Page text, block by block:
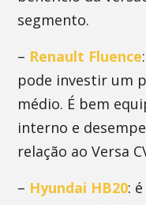
segmento.
– Renault Fluence
pode investir um
médio. É bem
interno e
relação ao Versa
– Hyundai HB20: